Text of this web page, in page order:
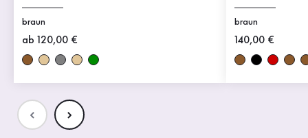
braun
Neuer Preis
ab 120,00 €
braun
Neuer Preis
140,00 €